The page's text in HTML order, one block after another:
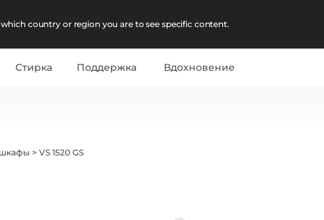
country or region you are to see specific content.
Стирка Поддержка Вдохновение
>VS 1520 GS